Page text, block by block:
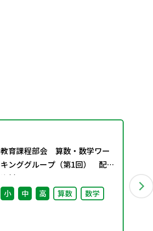
教育課程部会 算数・数学ワー
キンググループ（第1回） 配付
資料
小 中 高 算数 数学